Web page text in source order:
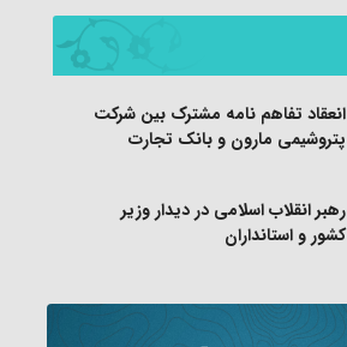
انعقاد تفاهم نامه مشترک بین شرکت
پتروشیمی مارون و بانک تجارت
رهبر انقلاب اسلامی در دیدار وزیر
کشور و استانداران